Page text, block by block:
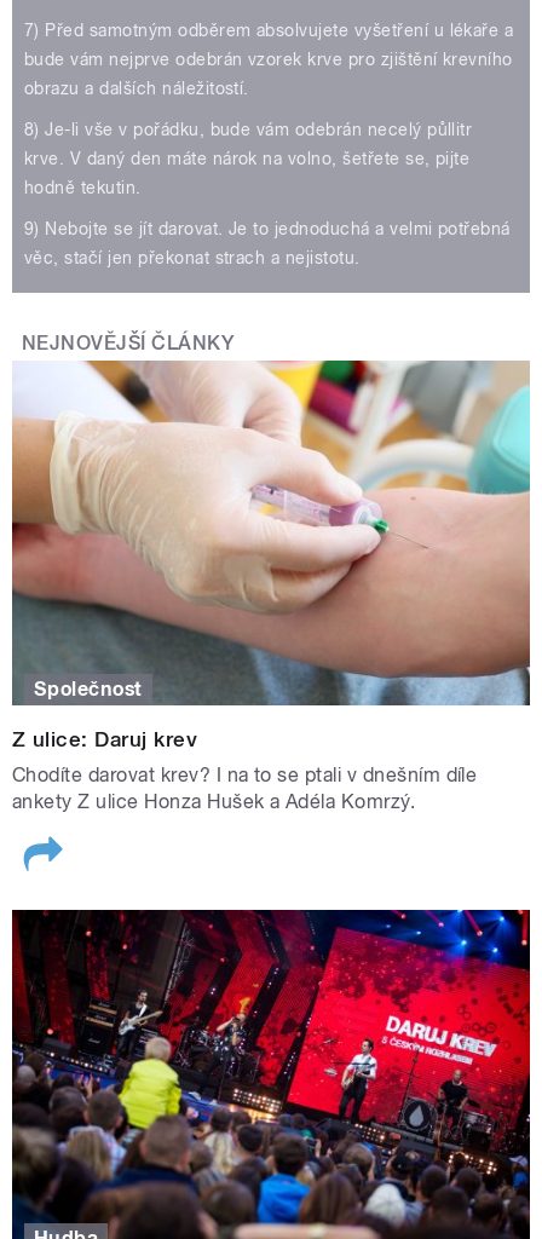
7) Před samotným odběrem absolvujete vyšetření u lékaře a
bude vám nejprve odebrán vzorek krve pro zjištění krevního
obrazu a dalších náležitostí.
8) Je-li vše v pořádku, bude vám odebrán necelý půllitr
krve. V daný den máte nárok na volno, šetřete se, pijte
hodně tekutin.
9) Nebojte se jít darovat. Je to jednoduchá a velmi potřebná
věc, stačí jen překonat strach a nejistotu.
NEJNOVĚJŠÍ ČLÁNKY
Společnost
Z ulice: Daruj krev
Chodíte darovat krev? I na to se ptali v dnešním díle
ankety Z ulice Honza Hušek a Adéla Komrzý.